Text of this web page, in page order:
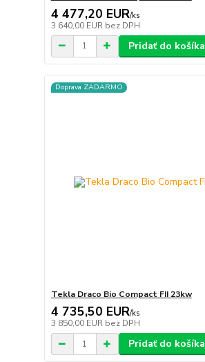
4 477,20 EUR/ks
3 640,00 EUR bez DPH
Pridať do košíka
Doprava ZADARMO
Tekla Draco Bio Compact FII 23kw
4 735,50 EUR/ks
3 850,00 EUR bez DPH
Pridať do košíka